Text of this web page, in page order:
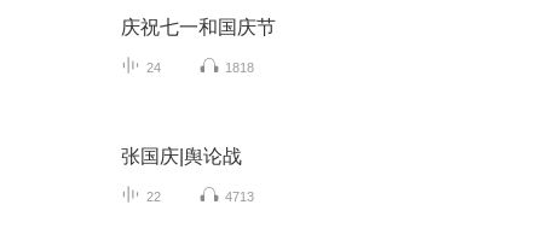
庆祝七一和国庆节
24 1818
张国庆|舆论战
22 4713